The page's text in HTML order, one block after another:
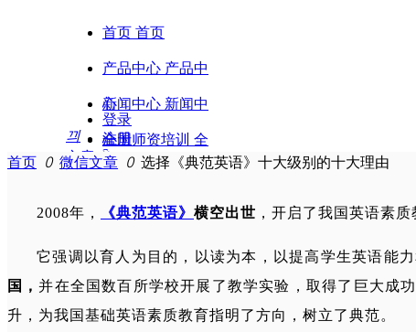
首页 首页
产品中心 产品中
心
新闻中心 新闻中
心
全国师资培训 全
国师资培训
精彩课堂 精彩课
堂
学习方法 学习方
法
成果展示 成果展
示
资料中心 资料中
心
商城 商城
登录
注册
끠
文章 ꀁ
产品
ꂆ 商城 ꂆ 商城
首页 ꄲ 微信文章 ꄲ 选择《典范英语》十大级别的十大理由
2008年， 《典范英语》 横空出世 ，开启了我国英语素质
它强调以育人为目的，以读为本，以提高学生英语能力
国，并在全国数百所学校开展了教学实验，取得了巨大成
升，为我国基础英语素质教育指明了方向，树立了典范。